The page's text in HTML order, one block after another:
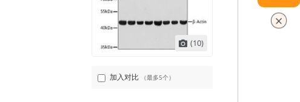
(10)
加入对比 （最多5个）